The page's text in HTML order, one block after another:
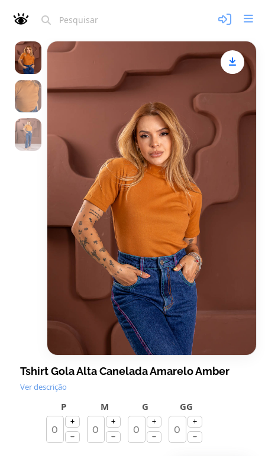
Tshirt Gola Alta Canelada Amarelo Amber
Ver descrição
P M G GG